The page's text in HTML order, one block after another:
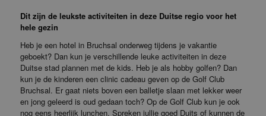
Dit zijn de leukste activiteiten in deze Duitse regio voor het
hele gezin
Heb je een hotel in Bruchsal onderweg tijdens je vakantie
geboekt? Dan kun je verschillende leuke activiteiten in deze
Duitse stad plannen met de kids. Heb je als hobby golfen? Dan
kun je de kinderen een clinic cadeau geven op de Golf Club
Bruchsal. Er gaat niets boven een balletje slaan met lekker weer
en jong geleerd is oud gedaan toch? Op de Golf Club kun je ook
nog eens heerlijk lunchen. Spreken jullie goed Duits of kunnen de